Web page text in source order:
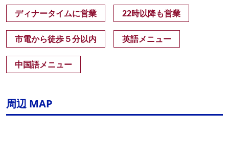
ディナータイムに営業 22時以降も営業
市電から徒歩５分以内 英語メニュー
中国語メニュー
周辺 MAP